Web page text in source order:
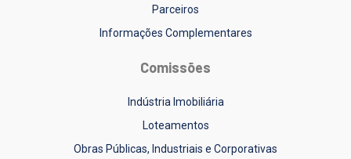
Parceiros
Informações Complementares
Comissões
Indústria Imobiliária
Loteamentos
Obras Públicas, Industriais e Corporativas